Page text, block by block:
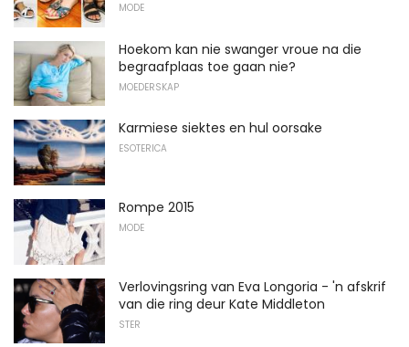
MODE
Hoekom kan nie swanger vroue na die
begraafplaas toe gaan nie?
MOEDERSKAP
Karmiese siektes en hul oorsake
ESOTERICA
Rompe 2015
MODE
Verlovingsring van Eva Longoria - 'n afskrif
van die ring deur Kate Middleton
STER